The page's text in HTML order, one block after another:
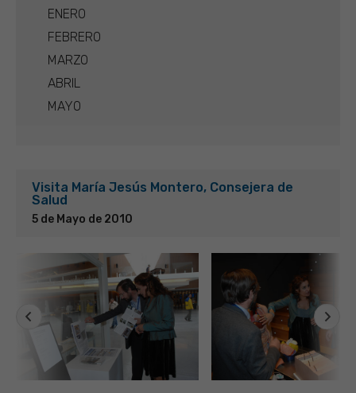
ENERO
FEBRERO
MARZO
ABRIL
MAYO
Visita María Jesús Montero, Consejera de
Salud
5 de Mayo de 2010